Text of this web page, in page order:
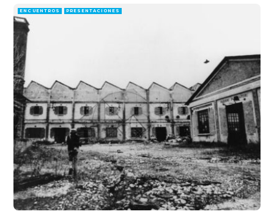
ENCUENTROS PRESENTACIONES